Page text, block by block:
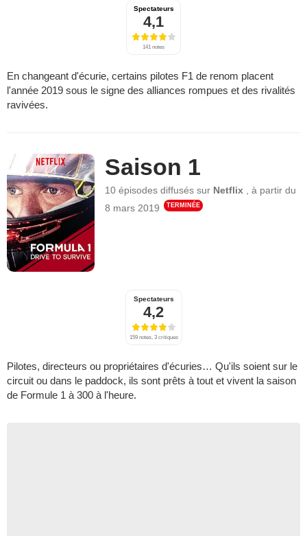
Spectateurs
4,1
141 notes
En changeant d'écurie, certains pilotes F1 de renom placent
l'année 2019 sous le signe des alliances rompues et des rivalités
ravivées.
Saison 1
10 épisodes diffusés sur Netflix ,à partir du
8 mars 2019
TERMINÉE
Spectateurs
4,2
159 notes, 3 critiques
Pilotes, directeurs ou propriétaires d'écuries… Qu'ils soient sur le
circuit ou dans le paddock, ils sont prêts à tout et vivent la saison
de Formule 1 à 300 à l'heure.